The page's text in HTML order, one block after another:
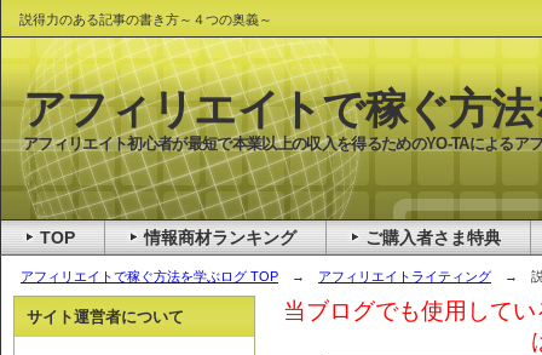
説得力のある記事の書き方～４つの奥義～
アフィリエイトで稼ぐ方法を学ぶログ TOP → アフィリエイトライティング → 説得
当ブログでも使用して
サイト運営者について
アフィリエイトで稼ぐ方
アフィリエイト初心者が最短で本業以上の収入を得るためのYO-TAによるア
TOP 情報商材ランキング ご購入者さま特典